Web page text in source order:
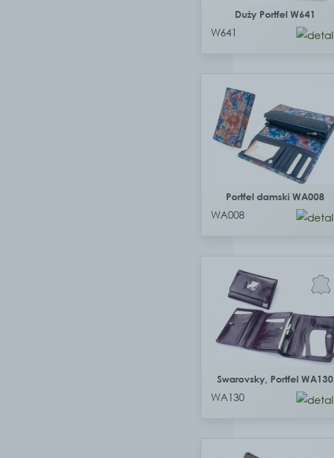
Duży Portfel W641
W641
Portfel damski WA008
WA008
Swarovsky, Portfel WA130
WA130